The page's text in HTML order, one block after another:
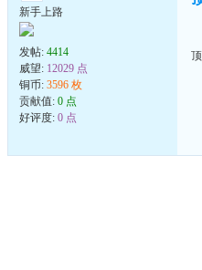
新手上路
发帖: 4414
威望: 12029 点
铜币: 3596 枚
贡献值: 0 点
好评度: 0 点